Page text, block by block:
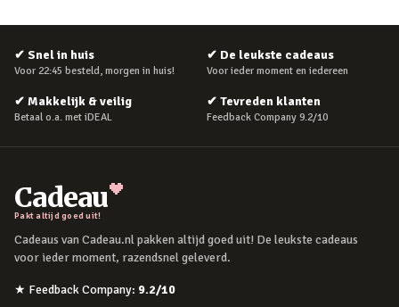
✔ Snel in huis
Voor 22:45 besteld, morgen in huis!
✔ De leukste cadeaus
Voor ieder moment en iedereen
✔ Makkelijk & veilig
Betaal o.a. met iDEAL
✔ Tevreden klanten
Feedback Company 9.2/10
Cadeau
Pakt altijd goed uit!
Cadeaus van Cadeau.nl pakken altijd goed uit! De leukste cadeaus
voor ieder moment, razendsnel geleverd.
★ Feedback Company: 9.2/10